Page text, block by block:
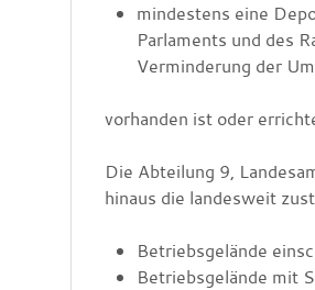
mindestens eine
Parlaments und des
Verminderung der
vorhanden ist oder
Die Abteilung 9,
hinaus die landesweit
Betriebsgelände
Betriebsgelände mit